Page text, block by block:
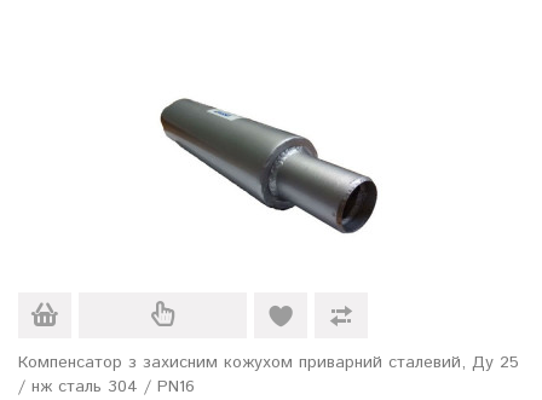
Компенсатор з захисним кожухом приварний сталевий, Ду 25
/ нж сталь 304 / PN16